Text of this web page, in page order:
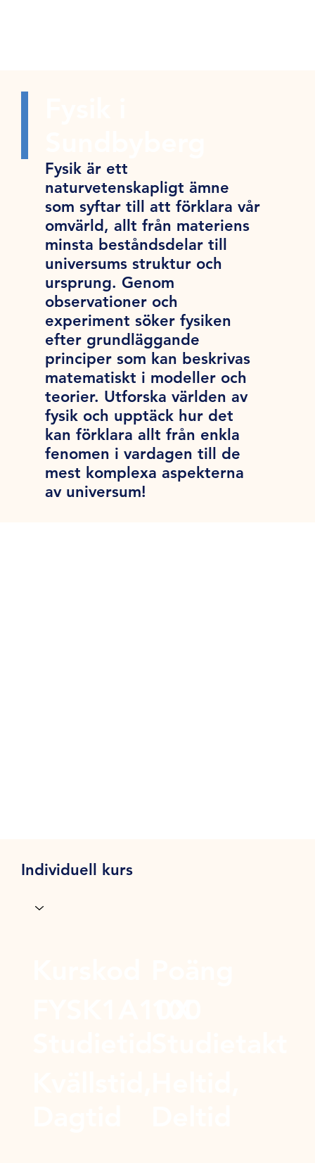
Fysik är ett
naturvetenskapligt ämne
som syftar till att förklara vår
omvärld, allt från materiens
minsta beståndsdelar till
universums struktur och
ursprung. Genom
observationer och
experiment söker fysiken
efter grundläggande
principer som kan beskrivas
matematiskt i modeller och
teorier. Utforska världen av
fysik och upptäck hur det
kan förklara allt från enkla
fenomen i vardagen till de
mest komplexa aspekterna
av universum!
Individuell kurs